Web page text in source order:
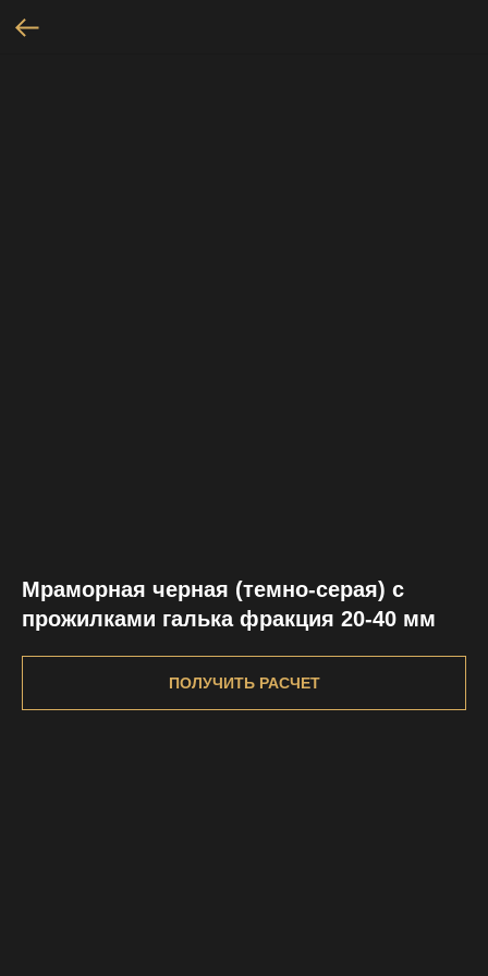
Мраморная черная (темно-серая) с
прожилками галька фракция 20-40 мм
ПОЛУЧИТЬ РАСЧЕТ